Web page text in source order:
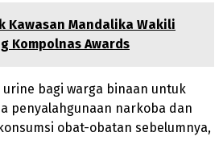
Kawasan Mandalika Wakili
Kompolnas Awards
urine bagi warga binaan untuk
penyalahgunaan narkoba dan
obat-obatan sebelumnya,